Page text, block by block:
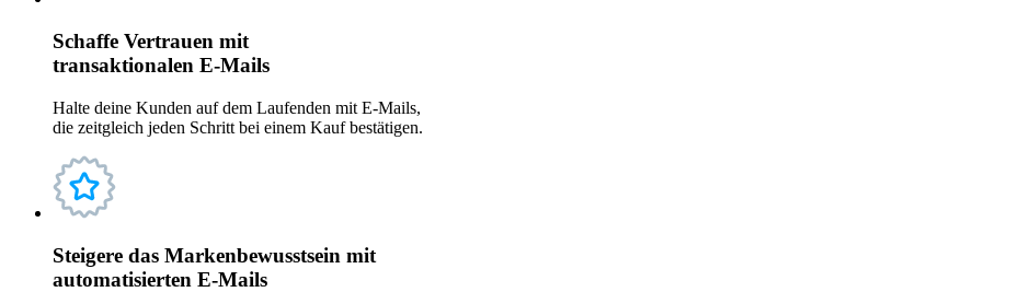
Schaffe Vertrauen mit
transaktionalen E-Mails
Halte deine Kunden auf dem Laufenden mit E-Mails,
die zeitgleich jeden Schritt bei einem Kauf bestätigen.
Steigere das Markenbewusstsein mit
automatisierten E-Mails